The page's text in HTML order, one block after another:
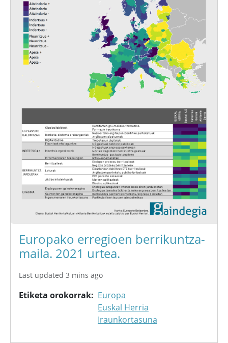
Europako erregioen berrikuntza-
maila. 2021 urtea.
Last updated 3 mins ago
Etiketa orokorrak
Europa
Euskal Herria
Iraunkortasuna